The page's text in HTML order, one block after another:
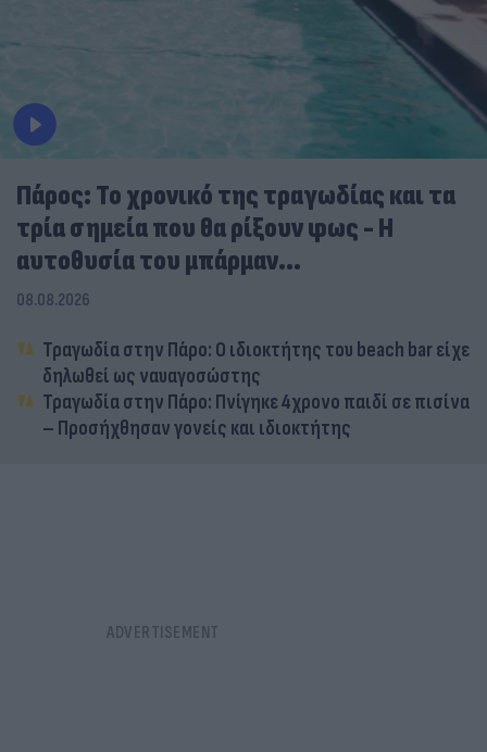
Πάρος: Το χρονικό της τραγωδίας και τα
τρία σημεία που θα ρίξουν φως - Η
αυτοθυσία του μπάρμαν...
08.08.2026
Τραγωδία στην Πάρο: Ο ιδιοκτήτης του beach bar είχε
δηλωθεί ως ναυαγοσώστης
Τραγωδία στην Πάρο: Πνίγηκε 4χρονο παιδί σε πισίνα
– Προσήχθησαν γονείς και ιδιοκτήτης